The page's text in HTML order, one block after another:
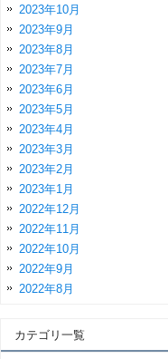
2023年10月
2023年9月
2023年8月
2023年7月
2023年6月
2023年5月
2023年4月
2023年3月
2023年2月
2023年1月
2022年12月
2022年11月
2022年10月
2022年9月
2022年8月
カテゴリ一覧